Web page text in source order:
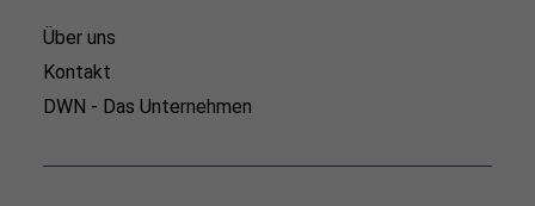
Über uns
Kontakt
DWN - Das Unternehmen